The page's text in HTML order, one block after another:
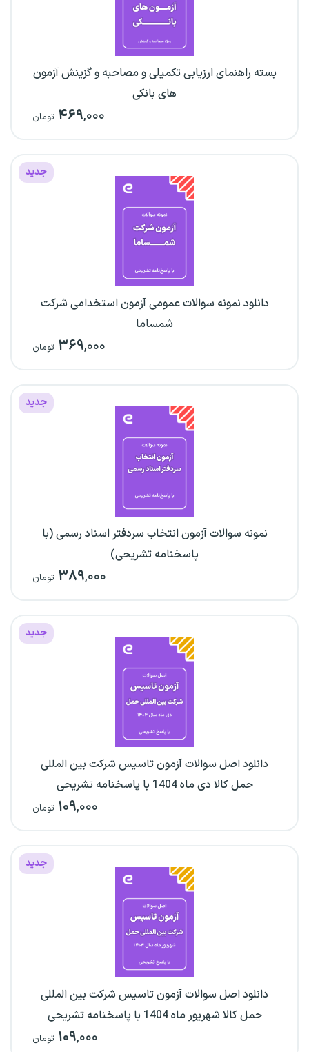
بسته راهنمای ارزیابی تکمیلی و مصاحبه و گزینش آزمون
های بانکی
۴۶۹,۰۰۰ تومان
جدید
دانلود نمونه سوالات عمومی آزمون استخدامی شرکت
شمساما
۳۶۹,۰۰۰ تومان
جدید
نمونه سوالات آزمون انتخاب سردفتر اسناد رسمی (با
پاسخنامه تشریحی)
۳۸۹,۰۰۰ تومان
جدید
دانلود اصل سوالات آزمون تاسیس شرکت بین المللی
حمل کالا دی ماه 1404 با پاسخنامه تشریحی
۱۰۹,۰۰۰ تومان
جدید
دانلود اصل سوالات آزمون تاسیس شرکت بین المللی
حمل کالا شهریور ماه 1404 با پاسخنامه تشریحی
۱۰۹,۰۰۰ تومان